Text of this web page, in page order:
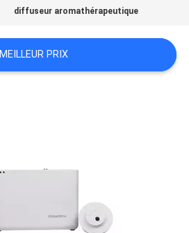
diffuseur aromathérapeutique
MEILLEUR PRIX